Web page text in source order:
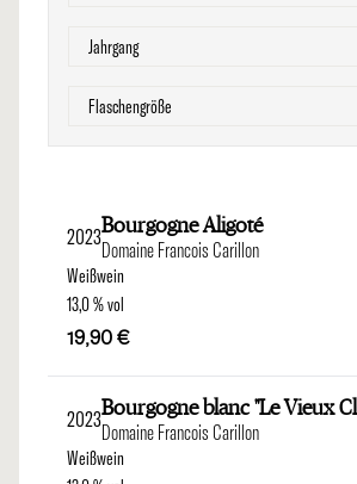
JahrgangFilter
Flaschengröße
2023Bourgogne Aligoté
Domaine Francois Carillon
Weißwein
13,0 % vol
19,90 €
2023Bourgogne blanc "Le Vieux
Domaine Francois Carillon
Weißwein